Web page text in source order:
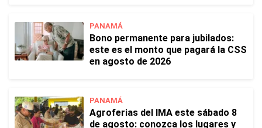
PANAMÁ
Bono permanente para jubilados:
este es el monto que pagará la CSS
en agosto de 2026
PANAMÁ
Agroferias del IMA este sábado 8
de agosto: conozca los lugares y